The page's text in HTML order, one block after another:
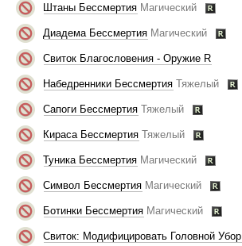
Штаны Бессмертия Магический
Диадема Бессмертия Магический
Свиток Благословения - Оружие R
Набедренники Бессмертия Тяжелый
Сапоги Бессмертия Тяжелый
Кираса Бессмертия Тяжелый
Туника Бессмертия Магический
Символ Бессмертия Магический
Ботинки Бессмертия Магический
Свиток: Модифицировать Головной Убор